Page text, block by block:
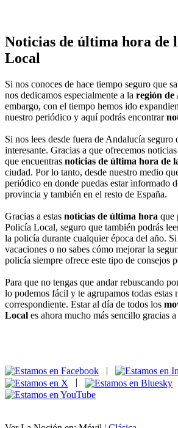
Noticias de última hora de
Local
Si nos conoces de hace tiempo seguro que
nos dedicamos especialmente a la región de
embargo, con el tiempo hemos ido
nuestro periódico y aquí podrás encontrar
Si nos lees desde fuera de Andalucía seguro
interesante. Gracias a que ofrecemos
que encuentras noticias de última hora de
ciudad. Por lo tanto, desde nuestro medio
periódico en donde puedas estar informado
provincia y también en el resto de España.
Gracias a estas noticias de última hora que
Policía Local, seguro que también podrás
la policía durante cualquier época del año.
vacaciones o no sabes cómo mejorar la
policía siempre ofrece este tipo de consejos
Para que no tengas que andar rebuscando
lo podemos fácil y te agrupamos todas estas
correspondiente. Estar al día de todos los
Local es ahora mucho más sencillo gracias a
|
|